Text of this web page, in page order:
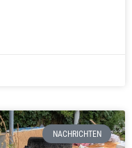
NACHRICHTEN